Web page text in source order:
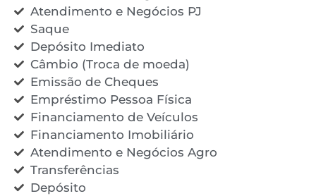
Atendimento e Negócios PJ
Saque
Depósito Imediato
Câmbio (Troca de moeda)
Emissão de Cheques
Empréstimo Pessoa Física
Financiamento de Veículos
Financiamento Imobiliário
Atendimento e Negócios Agro
Transferências
Depósito